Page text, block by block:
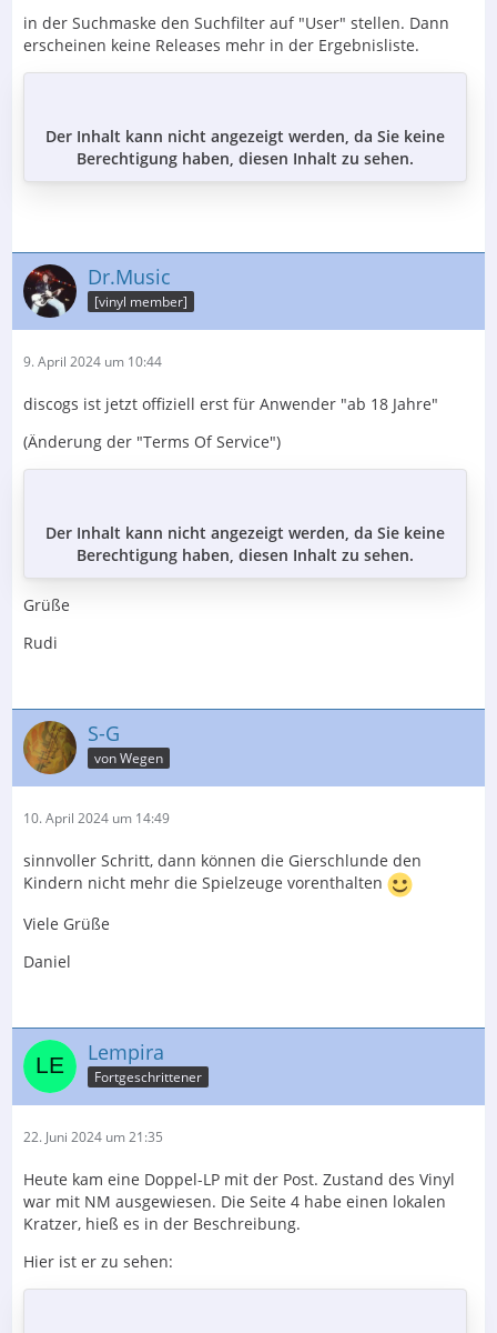
in der Suchmaske den Suchfilter auf "User" stellen. Dann
erscheinen keine Releases mehr in der Ergebnisliste.
Der Inhalt kann nicht angezeigt werden, da Sie keine
Berechtigung haben, diesen Inhalt zu sehen.
Dr.Music
[vinyl member]
9. April 2024 um 10:44
discogs ist jetzt offiziell erst für Anwender "ab 18 Jahre"
(Änderung der "Terms Of Service")
Der Inhalt kann nicht angezeigt werden, da Sie keine
Berechtigung haben, diesen Inhalt zu sehen.
Grüße
Rudi
S-G
von Wegen
10. April 2024 um 14:49
sinnvoller Schritt, dann können die Gierschlunde den
Kindern nicht mehr die Spielzeuge vorenthalten
Viele Grüße
Daniel
Lempira
Fortgeschrittener
22. Juni 2024 um 21:35
Heute kam eine Doppel-LP mit der Post. Zustand des Vinyl
war mit NM ausgewiesen. Die Seite 4 habe einen lokalen
Kratzer, hieß es in der Beschreibung.
Hier ist er zu sehen: